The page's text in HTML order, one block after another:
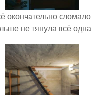
окончательно
не тянула всё